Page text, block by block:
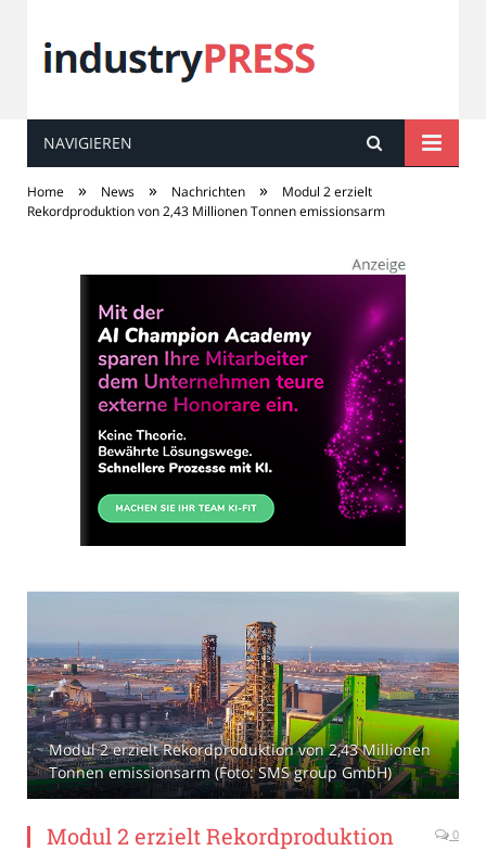
industryPRESS
NAVIGIEREN
Home » News » Nachrichten »
Modul 2 erzielt
Rekordproduktion von 2,43 Millionen Tonnen emissionsarm
Modul 2 erzielt Rekordproduktion von 2,43 Millionen
Tonnen emissionsarm (Foto: SMS group GmbH)
Modul 2 erzielt Rekordproduktion
0